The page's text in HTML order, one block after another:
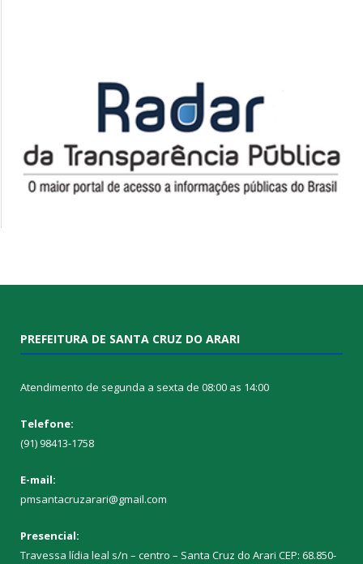
PREFEITURA DE SANTA CRUZ DO ARARI
Atendimento de segunda a sexta de 08:00 as 14:00
Telefone:
(91) 98413-1758
E-mail:
pmsantacruzarari@gmail.com
Presencial:
Travessa lídia leal s/n – centro – Santa Cruz do Arari CEP: 68.850-